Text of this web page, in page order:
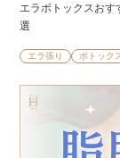
エラボトックスお
選
エラ張り ボトック